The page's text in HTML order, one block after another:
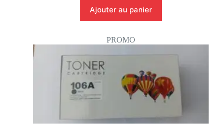
Ajouter au panier
PROMO